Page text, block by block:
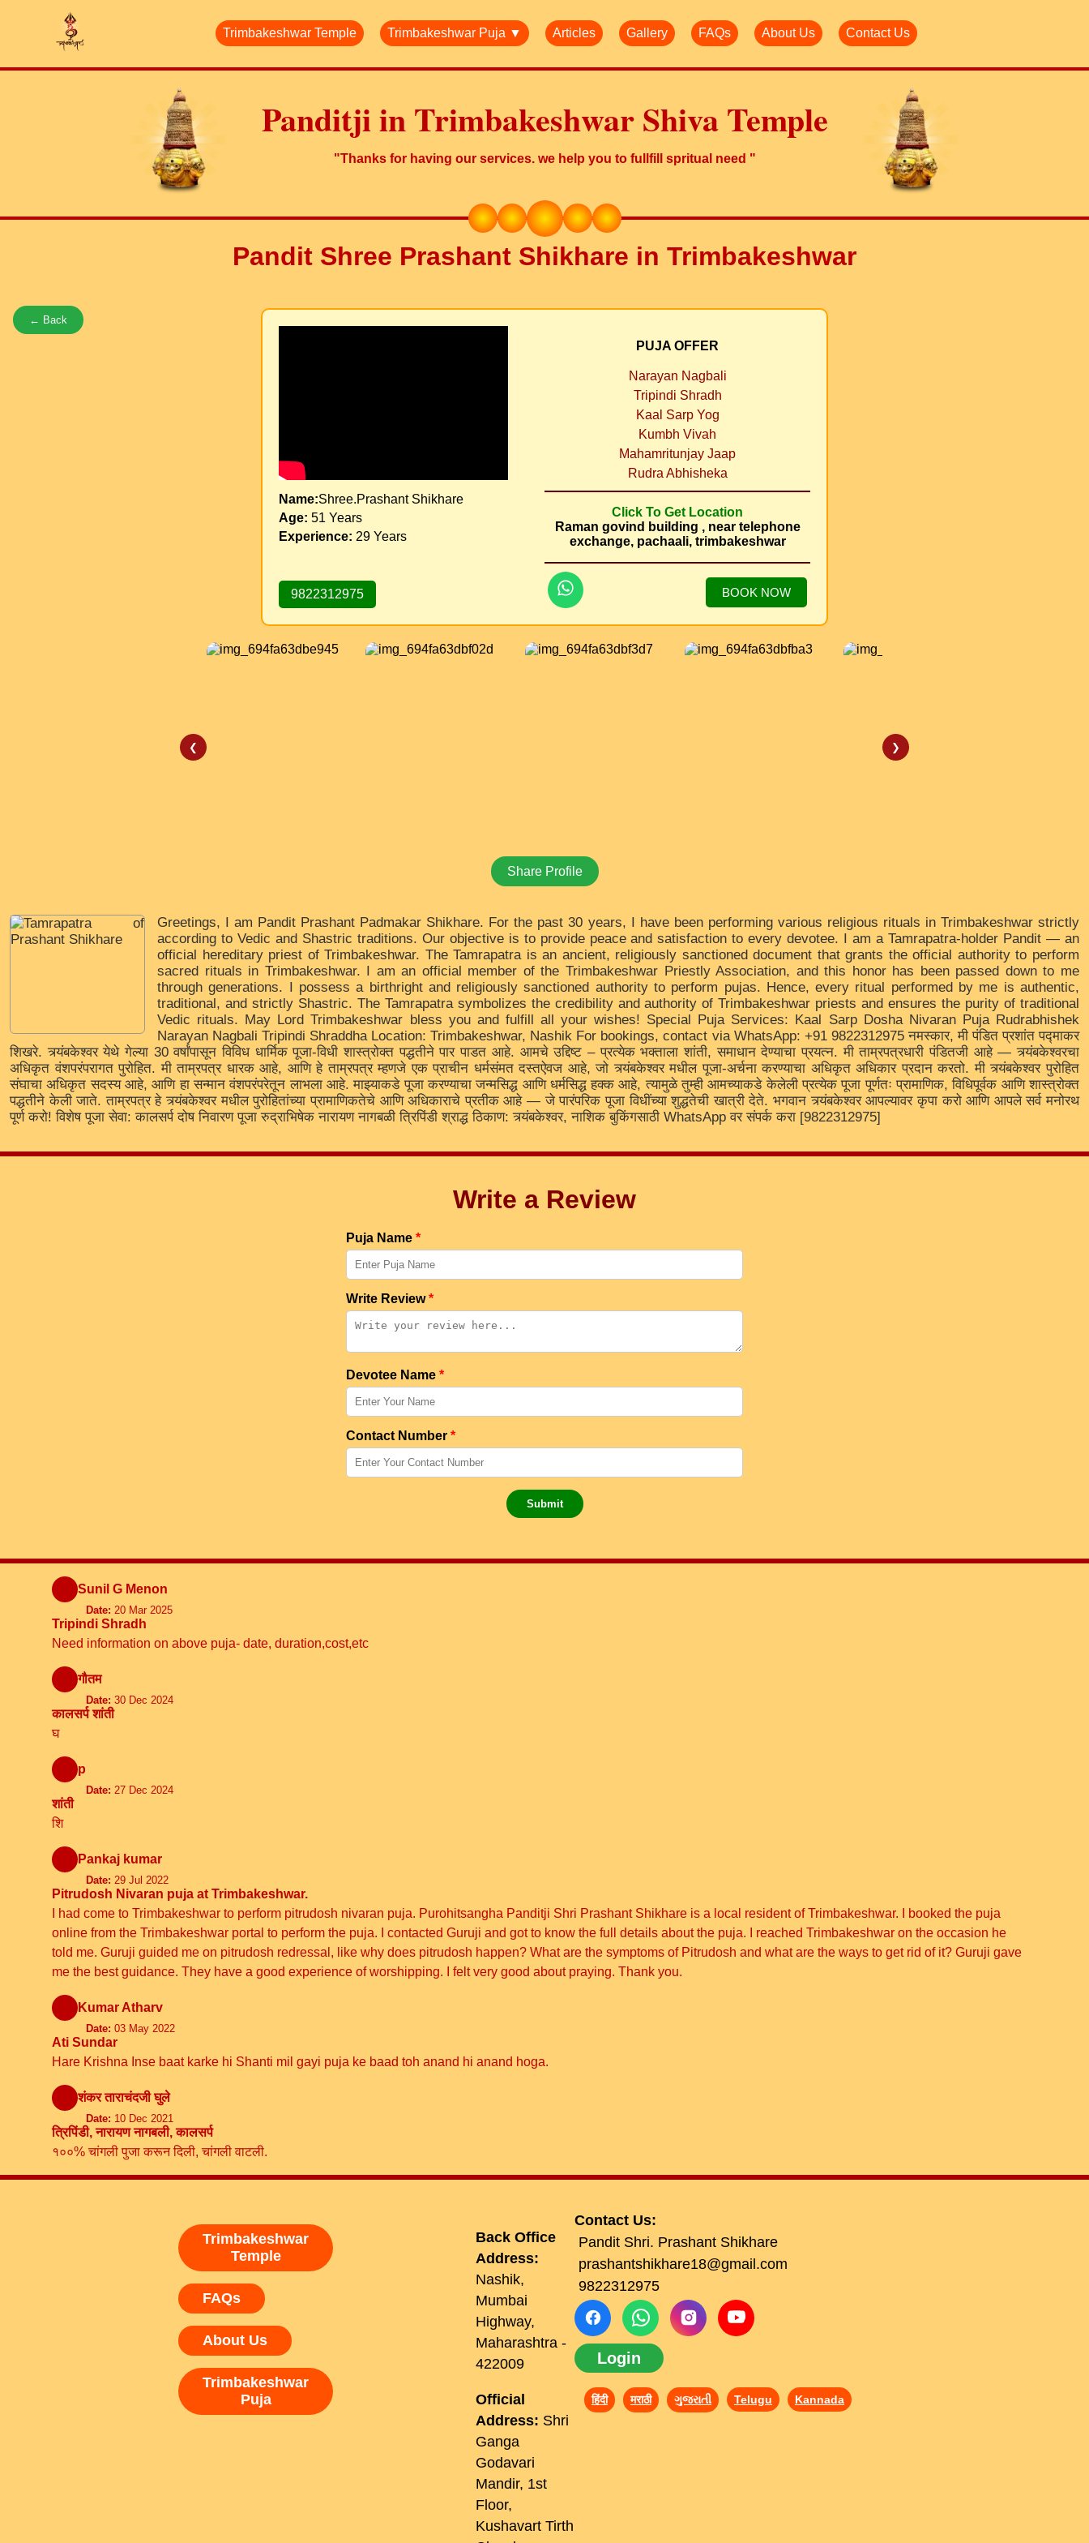
Trimbakeshwar Temple Trimbakeshwar Puja ▼ Articles Gallery FAQs About Us Contact Us
Panditji in Trimbakeshwar Shiva Temple
"Thanks for having our services. we help you to fullfill spritual need "
Pandit Shree Prashant Shikhare in Trimbakeshwar
← Back
Name:Shree.Prashant Shikhare
Age: 51 Years
Experience: 29 Years
9822312975
PUJA OFFER
Narayan Nagbali
Tripindi Shradh
Kaal Sarp Yog
Kumbh Vivah
Mahamritunjay Jaap
Rudra Abhisheka
Click To Get Location
Raman govind building , near telephone
exchange, pachaali, trimbakeshwar
BOOK NOW
❮ ❯
Share Profile
Greetings, I am Pandit Prashant Padmakar Shikhare. For the past 30 years, I have been performing various religious rituals in Trimbakeshwar strictly
according to Vedic and Shastric traditions. Our objective is to provide peace and satisfaction to every devotee. I am a Tamrapatra-holder Pandit — an
official hereditary priest of Trimbakeshwar. The Tamrapatra is an ancient, religiously sanctioned document that grants the official authority to perform
sacred rituals in Trimbakeshwar. I am an official member of the Trimbakeshwar Priestly Association, and this honor has been passed down to me
through generations. I possess a birthright and religiously sanctioned authority to perform pujas. Hence, every ritual performed by me is authentic,
traditional, and strictly Shastric. The Tamrapatra symbolizes the credibility and authority of Trimbakeshwar priests and ensures the purity of traditional
Vedic rituals. May Lord Trimbakeshwar bless you and fulfill all your wishes! Special Puja Services: Kaal Sarp Dosha Nivaran Puja Rudrabhishek
Narayan Nagbali Tripindi Shraddha Location: Trimbakeshwar, Nashik For bookings, contact via WhatsApp: +91 9822312975 नमस्कार, मी पंडित प्रशांत पद्माकर
शिखरे. त्र्यंबकेश्वर येथे गेल्या 30 वर्षांपासून विविध धार्मिक पूजा-विधी शास्त्रोक्त पद्धतीने पार पाडत आहे. आमचे उद्दिष्ट – प्रत्येक भक्ताला शांती, समाधान देण्याचा प्रयत्न. मी ताम्रपत्रधारी पंडितजी आहे — त्र्यंबकेश्वरचा
अधिकृत वंशपरंपरागत पुरोहित. मी ताम्रपत्र धारक आहे, आणि हे ताम्रपत्र म्हणजे एक प्राचीन धर्मसंमत दस्तऐवज आहे, जो त्र्यंबकेश्वर मधील पूजा-अर्चना करण्याचा अधिकृत अधिकार प्रदान करतो. मी त्र्यंबकेश्वर पुरोहित
संघाचा अधिकृत सदस्य आहे, आणि हा सन्मान वंशपरंपरेतून लाभला आहे. माझ्याकडे पूजा करण्याचा जन्मसिद्ध आणि धर्मसिद्ध हक्क आहे, त्यामुळे तुम्ही आमच्याकडे केलेली प्रत्येक पूजा पूर्णतः प्रामाणिक, विधिपूर्वक आणि शास्त्रोक्त
पद्धतीने केली जाते. ताम्रपत्र हे त्र्यंबकेश्वर मधील पुरोहितांच्या प्रामाणिकतेचे आणि अधिकाराचे प्रतीक आहे — जे पारंपरिक पूजा विधींच्या शुद्धतेची खात्री देते. भगवान त्र्यंबकेश्वर आपल्यावर कृपा करो आणि आपले सर्व मनोरथ
पूर्ण करो! विशेष पूजा सेवा: कालसर्प दोष निवारण पूजा रुद्राभिषेक नारायण नागबळी त्रिपिंडी श्राद्ध ठिकाण: त्र्यंबकेश्वर, नाशिक बुकिंगसाठी WhatsApp वर संपर्क करा [9822312975]
Write a Review
Puja Name *
Write Review*
Devotee Name *
Contact Number *
Submit
Sunil G Menon
Date: 20 Mar 2025
Tripindi Shradh
Need information on above puja- date, duration,cost,etc
गौतम
Date: 30 Dec 2024
कालसर्प शांती
घ
p
Date: 27 Dec 2024
शांती
शि
Pankaj kumar
Date: 29 Jul 2022
Pitrudosh Nivaran puja at Trimbakeshwar.
I had come to Trimbakeshwar to perform pitrudosh nivaran puja. Purohitsangha Panditji Shri Prashant Shikhare is a local resident of Trimbakeshwar. I booked the puja
online from the Trimbakeshwar portal to perform the puja. I contacted Guruji and got to know the full details about the puja. I reached Trimbakeshwar on the occasion he
told me. Guruji guided me on pitrudosh redressal, like why does pitrudosh happen? What are the symptoms of Pitrudosh and what are the ways to get rid of it? Guruji gave
me the best guidance. They have a good experience of worshipping. I felt very good about praying. Thank you.
Kumar Atharv
Date: 03 May 2022
Ati Sundar
Hare Krishna Inse baat karke hi Shanti mil gayi puja ke baad toh anand hi anand hoga.
शंकर ताराचंदजी घुले
Date: 10 Dec 2021
त्रिपिंडी, नारायण नागबली, कालसर्प
१००% चांगली पुजा करून दिली, चांगली वाटली.
Trimbakeshwar
Temple
FAQs
About Us
Trimbakeshwar
Puja
Back Office
Address:
Nashik,
Mumbai
Highway,
Maharashtra -
422009
Official
Address: Shri
Ganga
Godavari
Mandir, 1st
Floor,
Kushavart Tirth
Contact Us:
Pandit Shri. Prashant Shikhare
prashantshikhare18@gmail.com
9822312975
Login
हिंदी मराठी ગુજરાતી Telugu Kannada